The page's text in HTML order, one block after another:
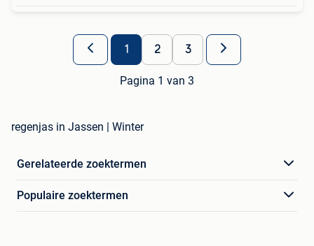
1 2 3
Pagina 1 van 3
regenjas in Jassen | Winter
Gerelateerde zoektermen
Populaire zoektermen